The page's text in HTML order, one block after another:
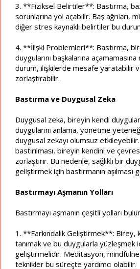
3. **Fiziksel Belirtiler**: Bastırma,
sorunlarına yol açabilir. Baş ağrıları,
diğer stres kaynaklı belirtiler bu
4. **İlişki Problemleri**: Bastırma,
duygularını başkalarına
durum, ilişkilerde mesafe yaratabilir
zorlaştırabilir.
Bastırma ve Duygusal Zeka
Duygusal zeka, bireyin kendi
duygularını anlama, yönetme
duygusal zekayı olumsuz etkileyebilir.
bastırılması, bireyin kendini ve
zorlaştırır. Bu nedenle, sağlıklı bir
geliştirmek için bastırmanın aşılması
Bastırmayı Aşmanın Yolları
Bastırmayı aşmanın çeşitli yolları
1. **Farkındalık Geliştirmek**: Birey,
tanımak ve bu duygularla yüzleşmek
geliştirmelidir. Meditasyon,
teknikler bu süreçte yardımcı olabilir.